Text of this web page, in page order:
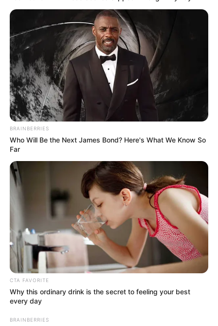
BRAINBERRIES
Who Will Be the Next James Bond? Here's What We Know So
Far
CTA FAVORITE
Why this ordinary drink is the secret to feeling your best
every day
BRAINBERRIES